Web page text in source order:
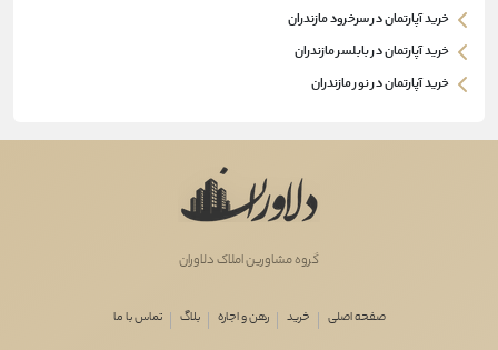
خرید آپارتمان در سرخرود مازندران
خرید آپارتمان در بابلسر مازندران
خرید آپارتمان در نور مازندران
گروه مشاورین املاک دلاوران
صفحه اصلی خرید رهن و اجاره بلاگ تماس با ما